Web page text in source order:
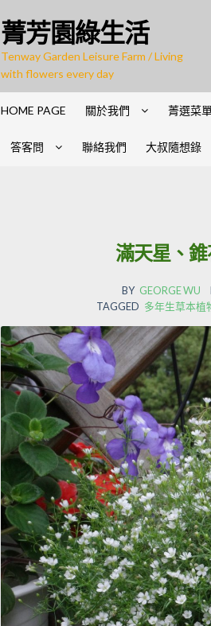
菁芳園綠生活
Tenway Garden Leisure Farm / Living
with flowers every day
HOME PAGE 關於我們 菁選菜
答客問 聯絡我們 大叔隨想錄
滿天星、
BY GEORGE WU
TAGGED 多年生草本植